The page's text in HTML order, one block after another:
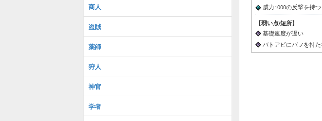
威力1000の反撃を持つ
【弱い点/短所】
基礎速度が遅い
バトアビにバフを持
商人
盗賊
薬師
狩人
神官
学者